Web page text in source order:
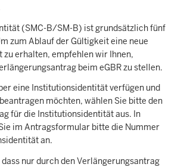
(SMC-B/SM-B) ist grundsätzlich fünf
zum Ablauf der Gültigkeit eine neue
erhalten, empfehlen wir Ihnen,
beim eGBR zu stellen.
eine Institutionsidentität verfügen und
möchten, wählen Sie bitte den
für die Institutionsidentität aus. In
im Antragsformular bitte die Nummer
an.
nur durch den Verlängerungsantrag